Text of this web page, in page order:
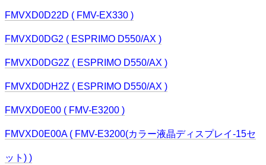
FMVXD0D22D ( FMV-EX330 )
FMVXD0DG2 ( ESPRIMO D550/AX )
FMVXD0DG2Z ( ESPRIMO D550/AX )
FMVXD0DH2Z ( ESPRIMO D550/AX )
FMVXD0E00 ( FMV-E3200 )
FMVXD0E00A ( FMV-E3200(カラー液晶ディスプレイ-15セ
ット) )